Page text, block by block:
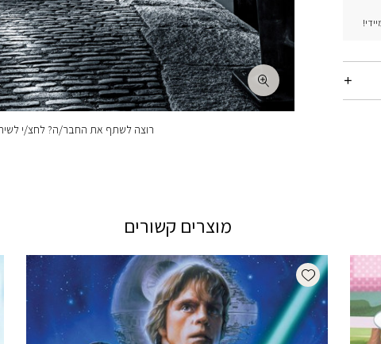
רוצה לשתף את החבר/ה? לחצ/י
מוצרים קשורים
Add wishlist